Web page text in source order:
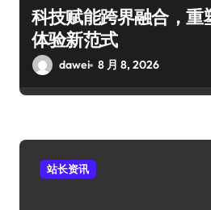
科技赋能跨界融合，重
体验新范式
dawei 8 月 8, 2026
站长资讯